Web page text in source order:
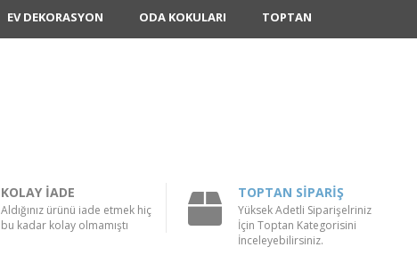
EV DEKORASYON ODA KOKULARI TOPTAN
KOLAY İADE
Aldığınız ürünü iade etmek hiç
bu kadar kolay olmamıştı
TOPTAN SİPARİŞ
Yüksek Adetli Siparişelriniz
İçin Toptan Kategorisini
İnceleyebilirsiniz.